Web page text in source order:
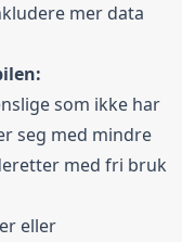
mer data
som ikke har
seg med mindre
med fri bruk
eller